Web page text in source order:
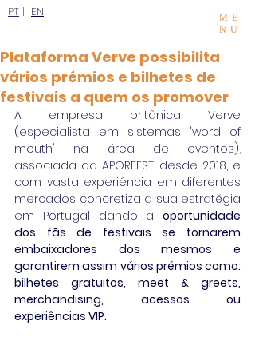
PT | EN
ME
NU
Plataforma Verve possibilita
vários prémios e bilhetes de
festivais a quem os promover
A empresa britânica Verve
(especialista em sistemas "word of
mouth" na área de eventos),
associada da APORFEST desde 2018, e
com vasta experiência em diferentes
mercados concretiza a sua estratégia
em Portugal dando a oportunidade
dos fãs de festivais se tornarem
embaixadores dos mesmos e
garantirem assim vários prémios como:
bilhetes gratuitos, meet & greets,
merchandising, acessos ou
experiências VIP.